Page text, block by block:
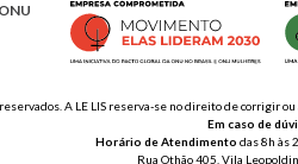
A LE LIS reserva-se no direito de corrigir
Em caso de
Horário de Atendimento das 8h às
Rua Othão 405, Vila